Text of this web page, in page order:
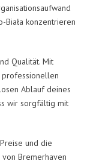
Biała konzentrieren
Qualität. Mit
professionellen
Ablauf deines
wir sorgfältig mit
und die
Bremerhaven